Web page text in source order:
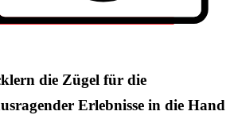
die Zügel für die
Erlebnisse in die Hand